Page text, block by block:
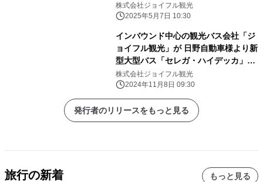
株式会社ジョイフル観光
2025年5月7日 10:30
インバウンド中心の観光バス会社「ジ
ョイフル観光」が 日野自動車様より新
型大型バス「セレガ・ハイデッカ」を
10台納車
株式会社ジョイフル観光
2024年11月8日 09:30
発行者のリリースをもっと見る
旅行の新着 もっと見る